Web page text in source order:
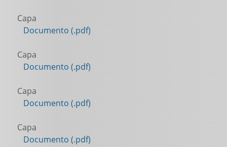
Capa
Documento (.pdf)
Capa
Documento (.pdf)
Capa
Documento (.pdf)
Capa
Documento (.pdf)